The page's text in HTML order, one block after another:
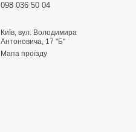
098 036 50 04
Київ, вул. Володимира
Антоновича, 17 "Б"
Мапа проїзду